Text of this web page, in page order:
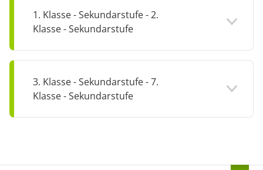
1. Klasse - Sekundarstufe - 2.
Klasse - Sekundarstufe
3. Klasse - Sekundarstufe - 7.
Klasse - Sekundarstufe